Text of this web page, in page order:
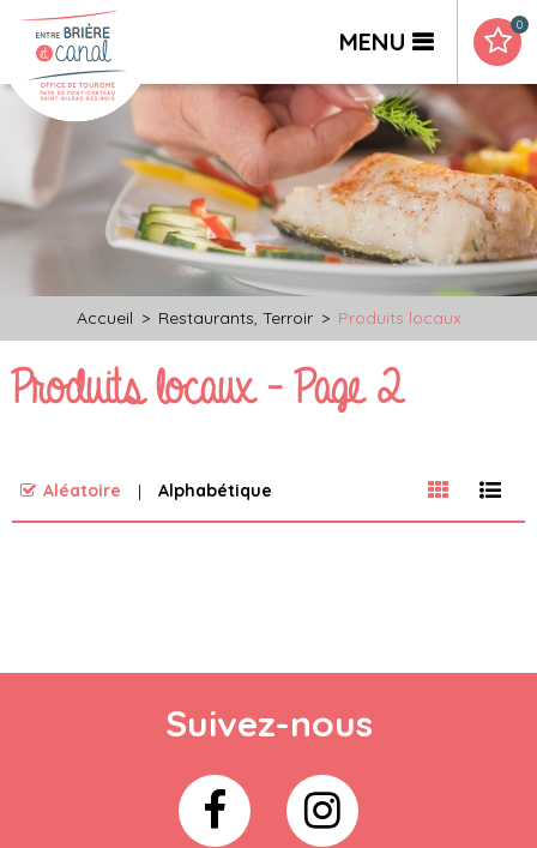
MENU
0
Accueil > Restaurants, Terroir > Produits locaux
Produits locaux - Page 2
Aléatoire Alphabétique
Suivez-nous